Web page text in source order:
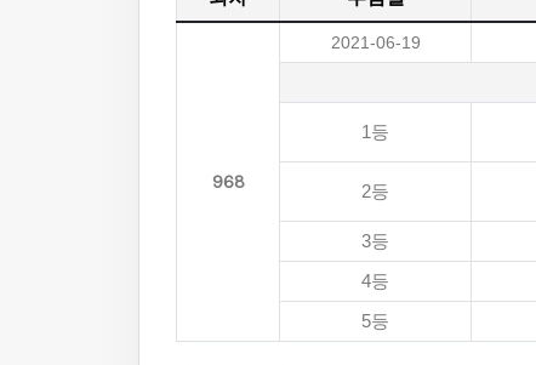
968
2021-06-19
1등
2등
3등
4등
5등